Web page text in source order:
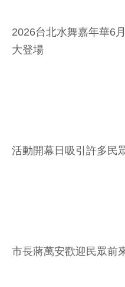
2026台北水舞嘉年華6
大登場
活動開幕日吸引許多民
市長蔣萬安歡迎民眾前